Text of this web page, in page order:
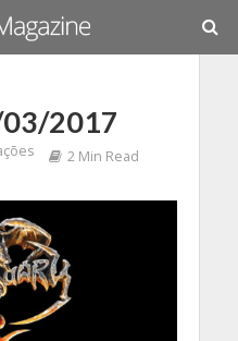
2017
2 Min Read